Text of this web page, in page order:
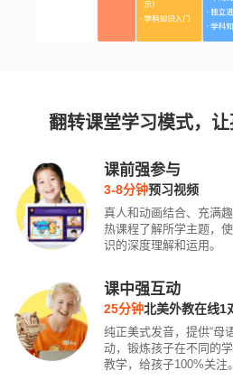
翻转课堂学习模式，
课前强参与
3-8分钟预习视频
真人和动画结合、充满
热课程了解所学主题，
识的深度理解和运用。
课中强互动
25分钟北美外教在线1
纯正美式发音，提供“母
动，锻炼孩子在不同的
教学，给孩子100%关注。